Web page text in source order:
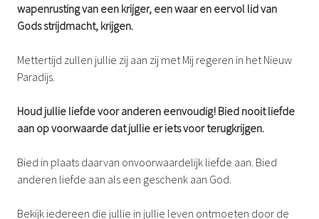
wapenrusting van een krijger, een waar en eervol lid van
Gods strijdmacht, krijgen.
Mettertijd zullen jullie zij aan zij met Mij regeren in het Nieuw
Paradijs.
Houd jullie liefde voor anderen eenvoudig! Bied nooit liefde
aan op voorwaarde dat jullie er iets voor terugkrijgen.
Bied in plaats daarvan onvoorwaardelijk liefde aan. Bied
anderen liefde aan als een geschenk aan God.
Bekijk iedereen die jullie in jullie leven ontmoeten door de